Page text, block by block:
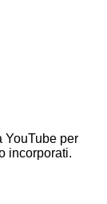
YouTube per
incorporati.